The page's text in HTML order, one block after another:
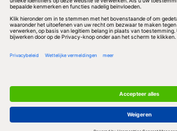
Redactionele partner
Algemene Voorwaarden & Copyrights